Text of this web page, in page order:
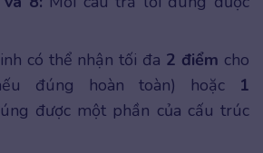
có thể nhận tối đa 2 điểm cho
đúng hoàn toàn) hoặc 1
được một phần của cấu trúc